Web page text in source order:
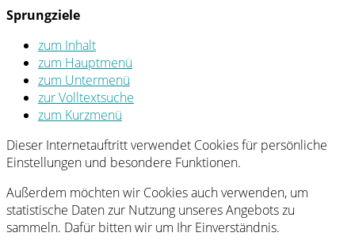
Sprungziele
zum Inhalt
zum Hauptmenü
zum Untermenü
zur Volltextsuche
zum Kurzmenü
Dieser Internetauftritt verwendet Cookies für persönliche
Einstellungen und besondere Funktionen.
Außerdem möchten wir Cookies auch verwenden, um
statistische Daten zur Nutzung unseres Angebots zu
sammeln. Dafür bitten wir um Ihr Einverständnis.